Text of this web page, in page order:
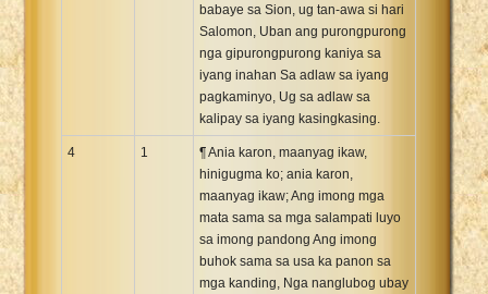
babaye sa Sion, ug tan-awa si hari
Salomon, Uban ang purongpurong
nga gipurongpurong kaniya sa
iyang inahan Sa adlaw sa iyang
pagkaminyo, Ug sa adlaw sa
kalipay sa iyang kasingkasing.
4 1
¶ Ania karon, maanyag ikaw,
hinigugma ko; ania karon,
maanyag ikaw; Ang imong mga
mata sama sa mga salampati luyo
sa imong pandong Ang imong
buhok sama sa usa ka panon sa
mga kanding, Nga nanglubog ubay